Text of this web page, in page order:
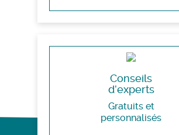
Conseils
d’experts
Gratuits et
personnalisés